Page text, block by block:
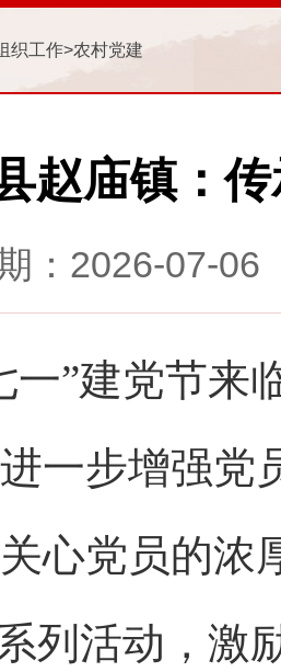
织工作>农村党建
赵庙镇：
：2026-07-
”建党节来临
一步增强党
心党员的浓
列活动，激